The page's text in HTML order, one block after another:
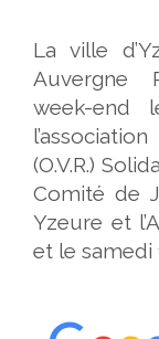
La ville
Auvergne
week-end
(O.V.R.)
Comité de
Yzeure et
et le samedi